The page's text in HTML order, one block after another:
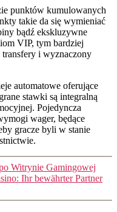
punktów kumulowanych
takie da się wymieniać
bądź ekskluzywne
VIP, tym bardziej
i wyznaczony
automatowe oferujące
stawki są integralną
Pojedyncza
wager, będące
gracze byli w stanie
Witrynie Gamingowej
Ihr bewährter Partner